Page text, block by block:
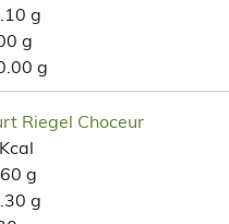
g
g
g
Riegel Choceur
g
g